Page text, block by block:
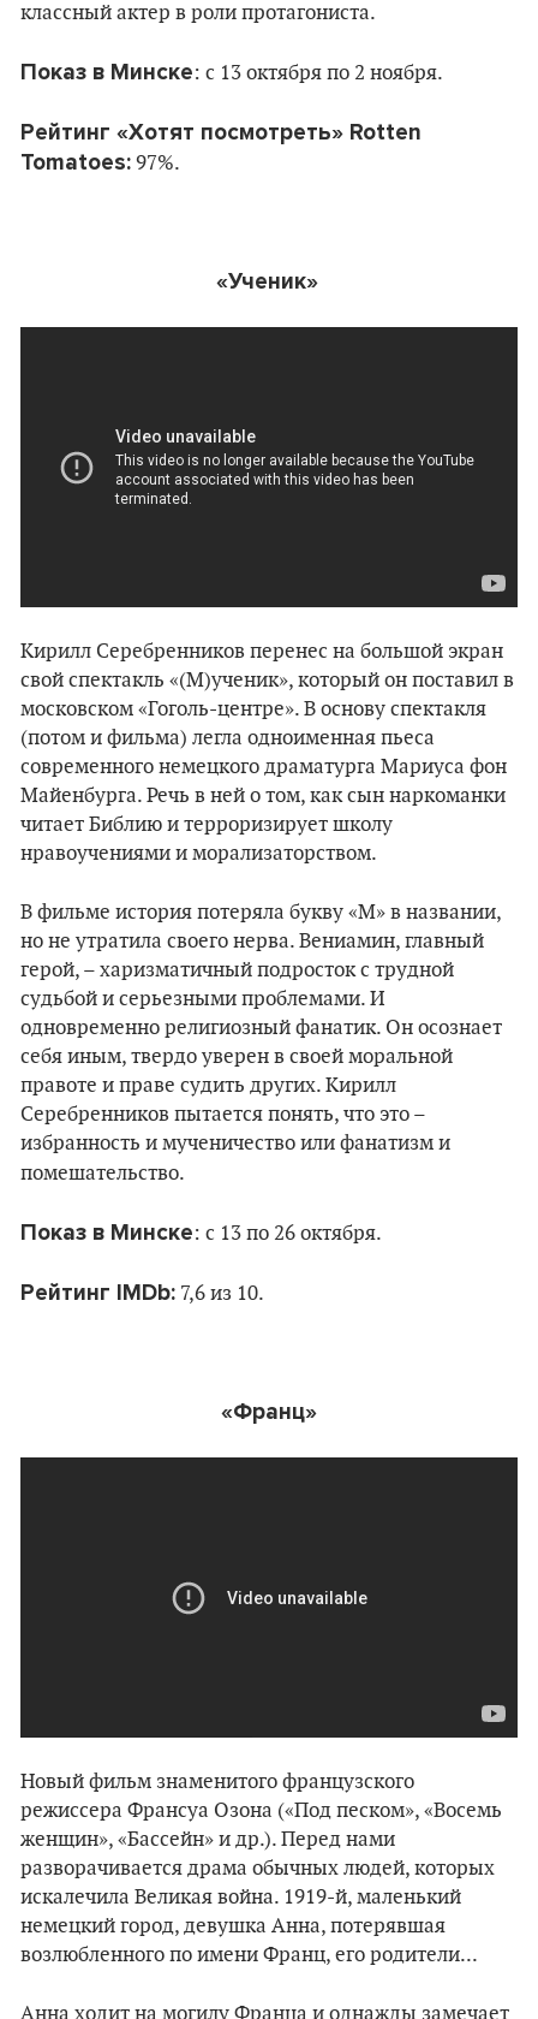
классный актер в роли протагониста.
Показ в Минске: c 13 октября по 2 ноября.
Рейтинг «Хотят посмотреть» Rotten
Tomatoes: 97%.
«Ученик»
Кирилл Серебренников перенес на большой экран
свой спектакль «(М)ученик», который он поставил в
московском «Гоголь-центре». В основу спектакля
(потом и фильма) легла одноименная пьеса
современного немецкого драматурга Мариуса фон
Майенбурга. Речь в ней о том, как сын наркоманки
читает Библию и терроризирует школу
нравоучениями и морализаторством.
В фильме история потеряла букву «М» в названии,
но не утратила своего нерва. Вениамин, главный
герой, – харизматичный подросток с трудной
судьбой и серьезными проблемами. И
одновременно религиозный фанатик. Он осознает
себя иным, твердо уверен в своей моральной
правоте и праве судить других. Кирилл
Серебренников пытается понять, что это –
избранность и мученичество или фанатизм и
помешательство.
Показ в Минске: c 13 по 26 октября.
Рейтинг IMDb: 7,6 из 10.
«Франц»
Новый фильм знаменитого французского
режиссера Франсуа Озона («Под песком», «Восемь
женщин», «Бассейн» и др.). Перед нами
разворачивается драма обычных людей, которых
искалечила Великая война. 1919-й, маленький
немецкий город, девушка Анна, потерявшая
возлюбленного по имени Франц, его родители...